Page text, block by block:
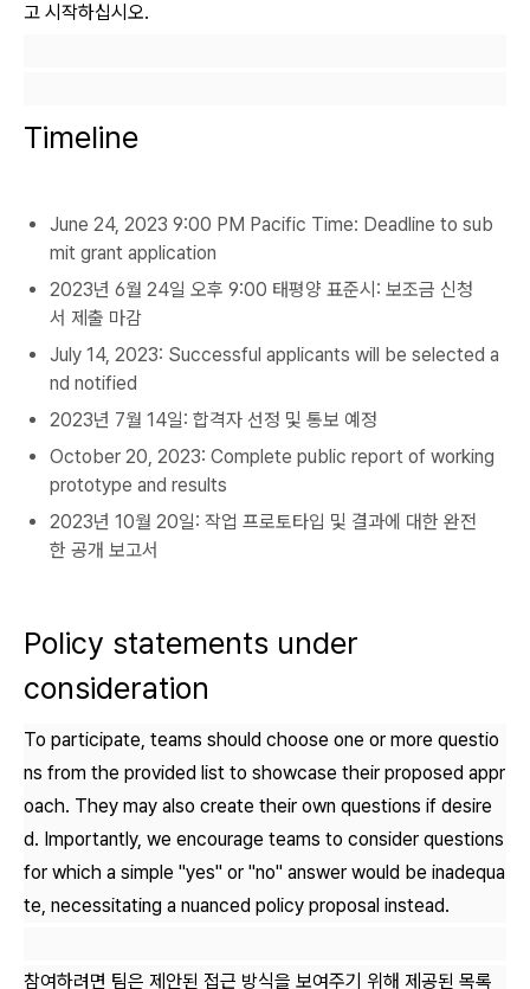
고 시작하십시오.
Timeline
June 24, 2023 9:00 PM Pacific Time: Deadline to sub
mit grant application
2023년 6월 24일 오후 9:00 태평양 표준시: 보조금 신청
서 제출 마감
July 14, 2023: Successful applicants will be selected a
nd notified
2023년 7월 14일: 합격자 선정 및 통보 예정
October 20, 2023: Complete public report of working
prototype and results
2023년 10월 20일: 작업 프로토타입 및 결과에 대한 완전
한 공개 보고서
Policy statements under
consideration
To participate, teams should choose one or more questio
ns from the provided list to showcase their proposed appr
oach. They may also create their own questions if desire
d. Importantly, we encourage teams to consider questions
for which a simple "yes" or "no" answer would be inadequa
te, necessitating a nuanced policy proposal instead.
참여하려면 팀은 제안된 접근 방식을 보여주기 위해 제공된 목록